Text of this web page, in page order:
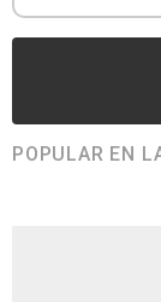
POPULAR EN